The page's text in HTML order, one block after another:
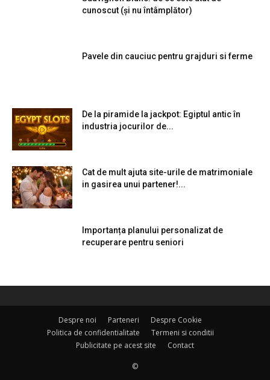
cunoscut (și nu întâmplător)
Pavele din cauciuc pentru grajduri si ferme
De la piramide la jackpot: Egiptul antic în
industria jocurilor de...
Cat de mult ajuta site-urile de matrimoniale
in gasirea unui partener!...
Importanța planului personalizat de
recuperare pentru seniori
Despre noi Parteneri
Despre Cookie
Politica de confidentialitate
Termeni si conditii
Publicitate pe acest site
Contact
©